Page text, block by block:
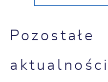
Pozostałe
aktualności